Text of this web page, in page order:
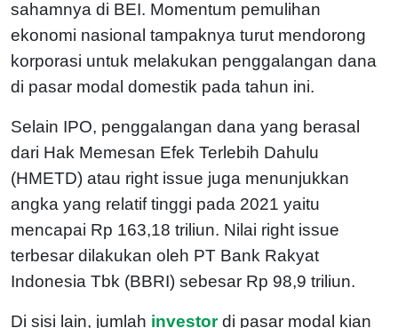
sahamnya di BEI. Momentum pemulihan
ekonomi nasional tampaknya turut mendorong
korporasi untuk melakukan penggalangan dana
di pasar modal domestik pada tahun ini.
Selain IPO, penggalangan dana yang berasal
dari Hak Memesan Efek Terlebih Dahulu
(HMETD) atau right issue juga menunjukkan
angka yang relatif tinggi pada 2021 yaitu
mencapai Rp 163,18 triliun. Nilai right issue
terbesar dilakukan oleh PT Bank Rakyat
Indonesia Tbk (BBRI) sebesar Rp 98,9 triliun.
Di sisi lain, jumlah investordi pasar modal kian